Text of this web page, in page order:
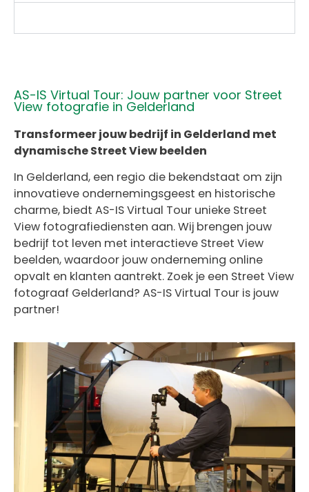
AS-IS Virtual Tour: Jouw partner voor Street
View fotografie in Gelderland
Transformeer jouw bedrijf in Gelderland met
dynamische Street View beelden
In Gelderland, een regio die bekendstaat om zijn
innovatieve ondernemingsgeest en historische
charme, biedt AS-IS Virtual Tour unieke Street
View fotografiediensten aan. Wij brengen jouw
bedrijf tot leven met interactieve Street View
beelden, waardoor jouw onderneming online
opvalt en klanten aantrekt. Zoek je een Street View
fotograaf Gelderland? AS-IS Virtual Tour is jouw
partner!